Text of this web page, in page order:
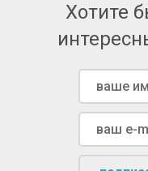
Хотите